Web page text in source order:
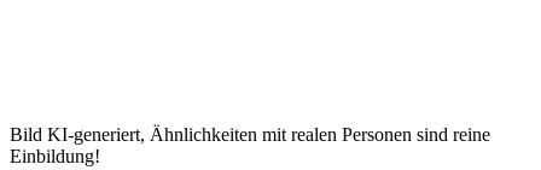
Bild KI-generiert, Ähnlichkeiten mit realen Personen sind reine
Einbildung!